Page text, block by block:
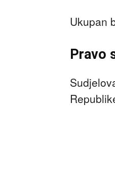
Ukupan
Pravo